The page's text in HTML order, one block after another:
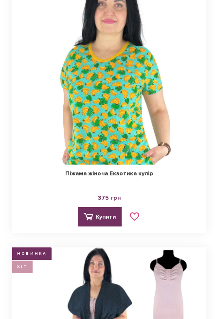
Піжама жіноча Екзотика кулір
375 грн
Купити
НОВИНКА
ХІТ